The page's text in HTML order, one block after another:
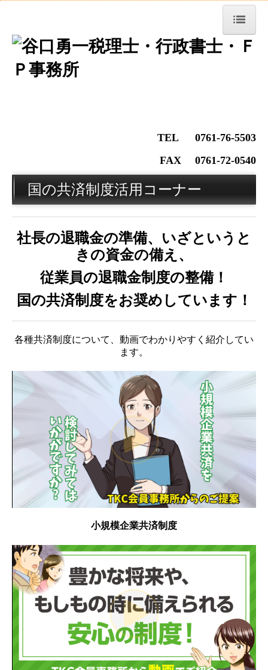
トップページ
お知らせ
税務トピックス
交通案内
料金について
税理士を見直したい方
相続・贈与でお悩みの方
パソコン会計はじめよう！
ＴＫＣシステムのご案内
求人情報
事務所通信
お客様紹介
お問合せ
経営者お役立ち情報
円滑な事業承継を支援
TEL 0761-76-5503
FAX 0761-72-0540
国の共済制度活用コーナー
社長の退職金の準備、いざというと
きの資金の備え、
従業員の退職金制度の整備！
国の共済制度をお奨めしています！
各種共済制度について、動画でわかりやすく紹介してい
ます。
小規模企業共済制度